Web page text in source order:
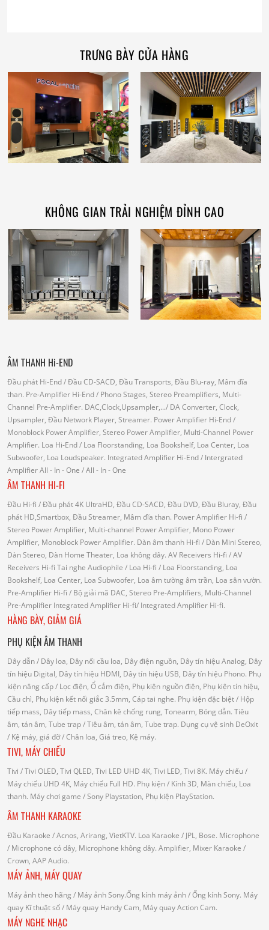
TRƯNG BÀY CỬA HÀNG
KHÔNG GIAN TRẢI NGHIỆM ĐỈNH CAO
ÂM THANH Hi-END
Đầu phát Hi-End/ Đầu CD-SACD, Đầu Transports, Đầu Blu-ray, Mâm đĩa
than. Pre-Amplifier Hi-End/ Phono Stages, Stereo Preamplifiers, Multi-
Channel Pre-Amplifier. DAC,Clock,Upsampler,.../ DA Converter, Clock,
Upsampler, Đầu Network Player, Streamer. Power Amplifier Hi-End/
Monoblock Power Amplifier, Stereo Power Amplifier, Multi-Channel Power
Amplifier. Loa Hi-End/ Loa Floorstanding, Loa Bookshelf, Loa Center, Loa
Subwoofer, Loa Loudspeaker. Integrated Amplifier Hi-End/ Intergrated
AmplifierAll - In - One / All - In - One
ÂM THANH HI-FI
Đầu Hi-fi / Đầu phát 4K UltraHD, Đầu CD-SACD, Đầu DVD, Đầu Bluray, Đầu
phát HD,Smartbox, Đầu Streamer, Mâm đĩa than. Power Amplifier Hi-fi /
Stereo Power Amplifier, Multi-channel Power Amplifier, Mono Power
Amplifier, Monoblock Power Amplifier. Dàn âm thanh Hi-fi / Dàn Mini Stereo,
Dàn Stereo, Dàn Home Theater, Loa không dây. AV Receivers Hi-fi / AV
Receivers Hi-fi Tai nghe Audiophile / Loa Hi-fi / Loa Floorstanding, Loa
Bookshelf, Loa Center, Loa Subwoofer, Loa âm tường âm trần, Loa sân vườn.
Pre-Amplifier Hi-fi / Bộ giải mã DAC, Stereo Pre-Amplifiers, Multi-Channel
Pre-Amplifier Integrated Amplifier Hi-fi/ Integrated Amplifier Hi-fi.
HÀNG BÀY, GIẢM GIÁ
PHỤ KIỆN ÂM THANH
Dây dẫn/ Dây loa, Dây nối cầu loa, Dây điện nguồn, Dây tín hiệu Analog, Dây
tín hiệu Digital, Dây tín hiệu HDMI, Dây tín hiệu USB, Dây tín hiệu Phono. Phụ
kiện nâng cấp/ Lọc điện, Ổ cắm điện, Phụ kiện nguồn điện, Phụ kiện tín hiệu,
Cầu chì, Phụ kiện kết nối giắc 3.5mm, Cáp tai nghe. Phụ kiện đặc biệt/ Hộp
tiếp mass, Dây tiếp mass, Chân kê chống rung, Tonearm, Bóng dẫn. Tiêu
âm, tán âm, Tube trap/ Tiêu âm, tán âm, Tube trap. Dụng cụ vệ sinh DeOxit
/ Kệ máy, giá đỡ/ Chân loa, Giá treo, Kệ máy.
TIVI, MÁY CHIẾU
Tivi / Tivi OLED, Tivi QLED, Tivi LED UHD 4K, Tivi LED, Tivi 8K. Máy chiếu/
Máy chiếu UHD 4K, Máy chiếu Full HD. Phụ kiện/ Kính 3D, Màn chiếu, Loa
thanh. Máy chơi game / Sony Playstation, Phụ kiện PlayStation.
ÂM THANH KARAOKE
Đầu Karaoke / Acnos, Arirang, VietKTV. Loa Karaoke / JPL, Bose. Microphone
/ Microphone có dây, Microphone không dây. Amplifier, Mixer Karaoke /
Crown, AAP Audio.
MÁY ẢNH, MÁY QUAY
Máy ảnh theo hãng / Máy ảnh Sony.Ống kính máy ảnh / Ống kính Sony. Máy
quay Kĩ thuật số/ Máy quay Handy Cam, Máy quay Action Cam.
MÁY NGHE NHẠC